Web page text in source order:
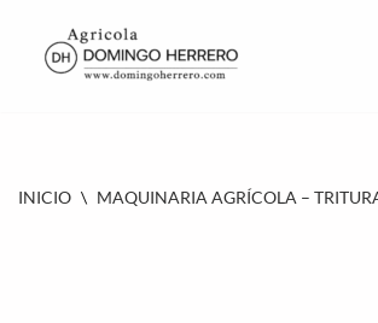
SALTAR
INICIO \ MAQUINARIA AGRÍCOLA –